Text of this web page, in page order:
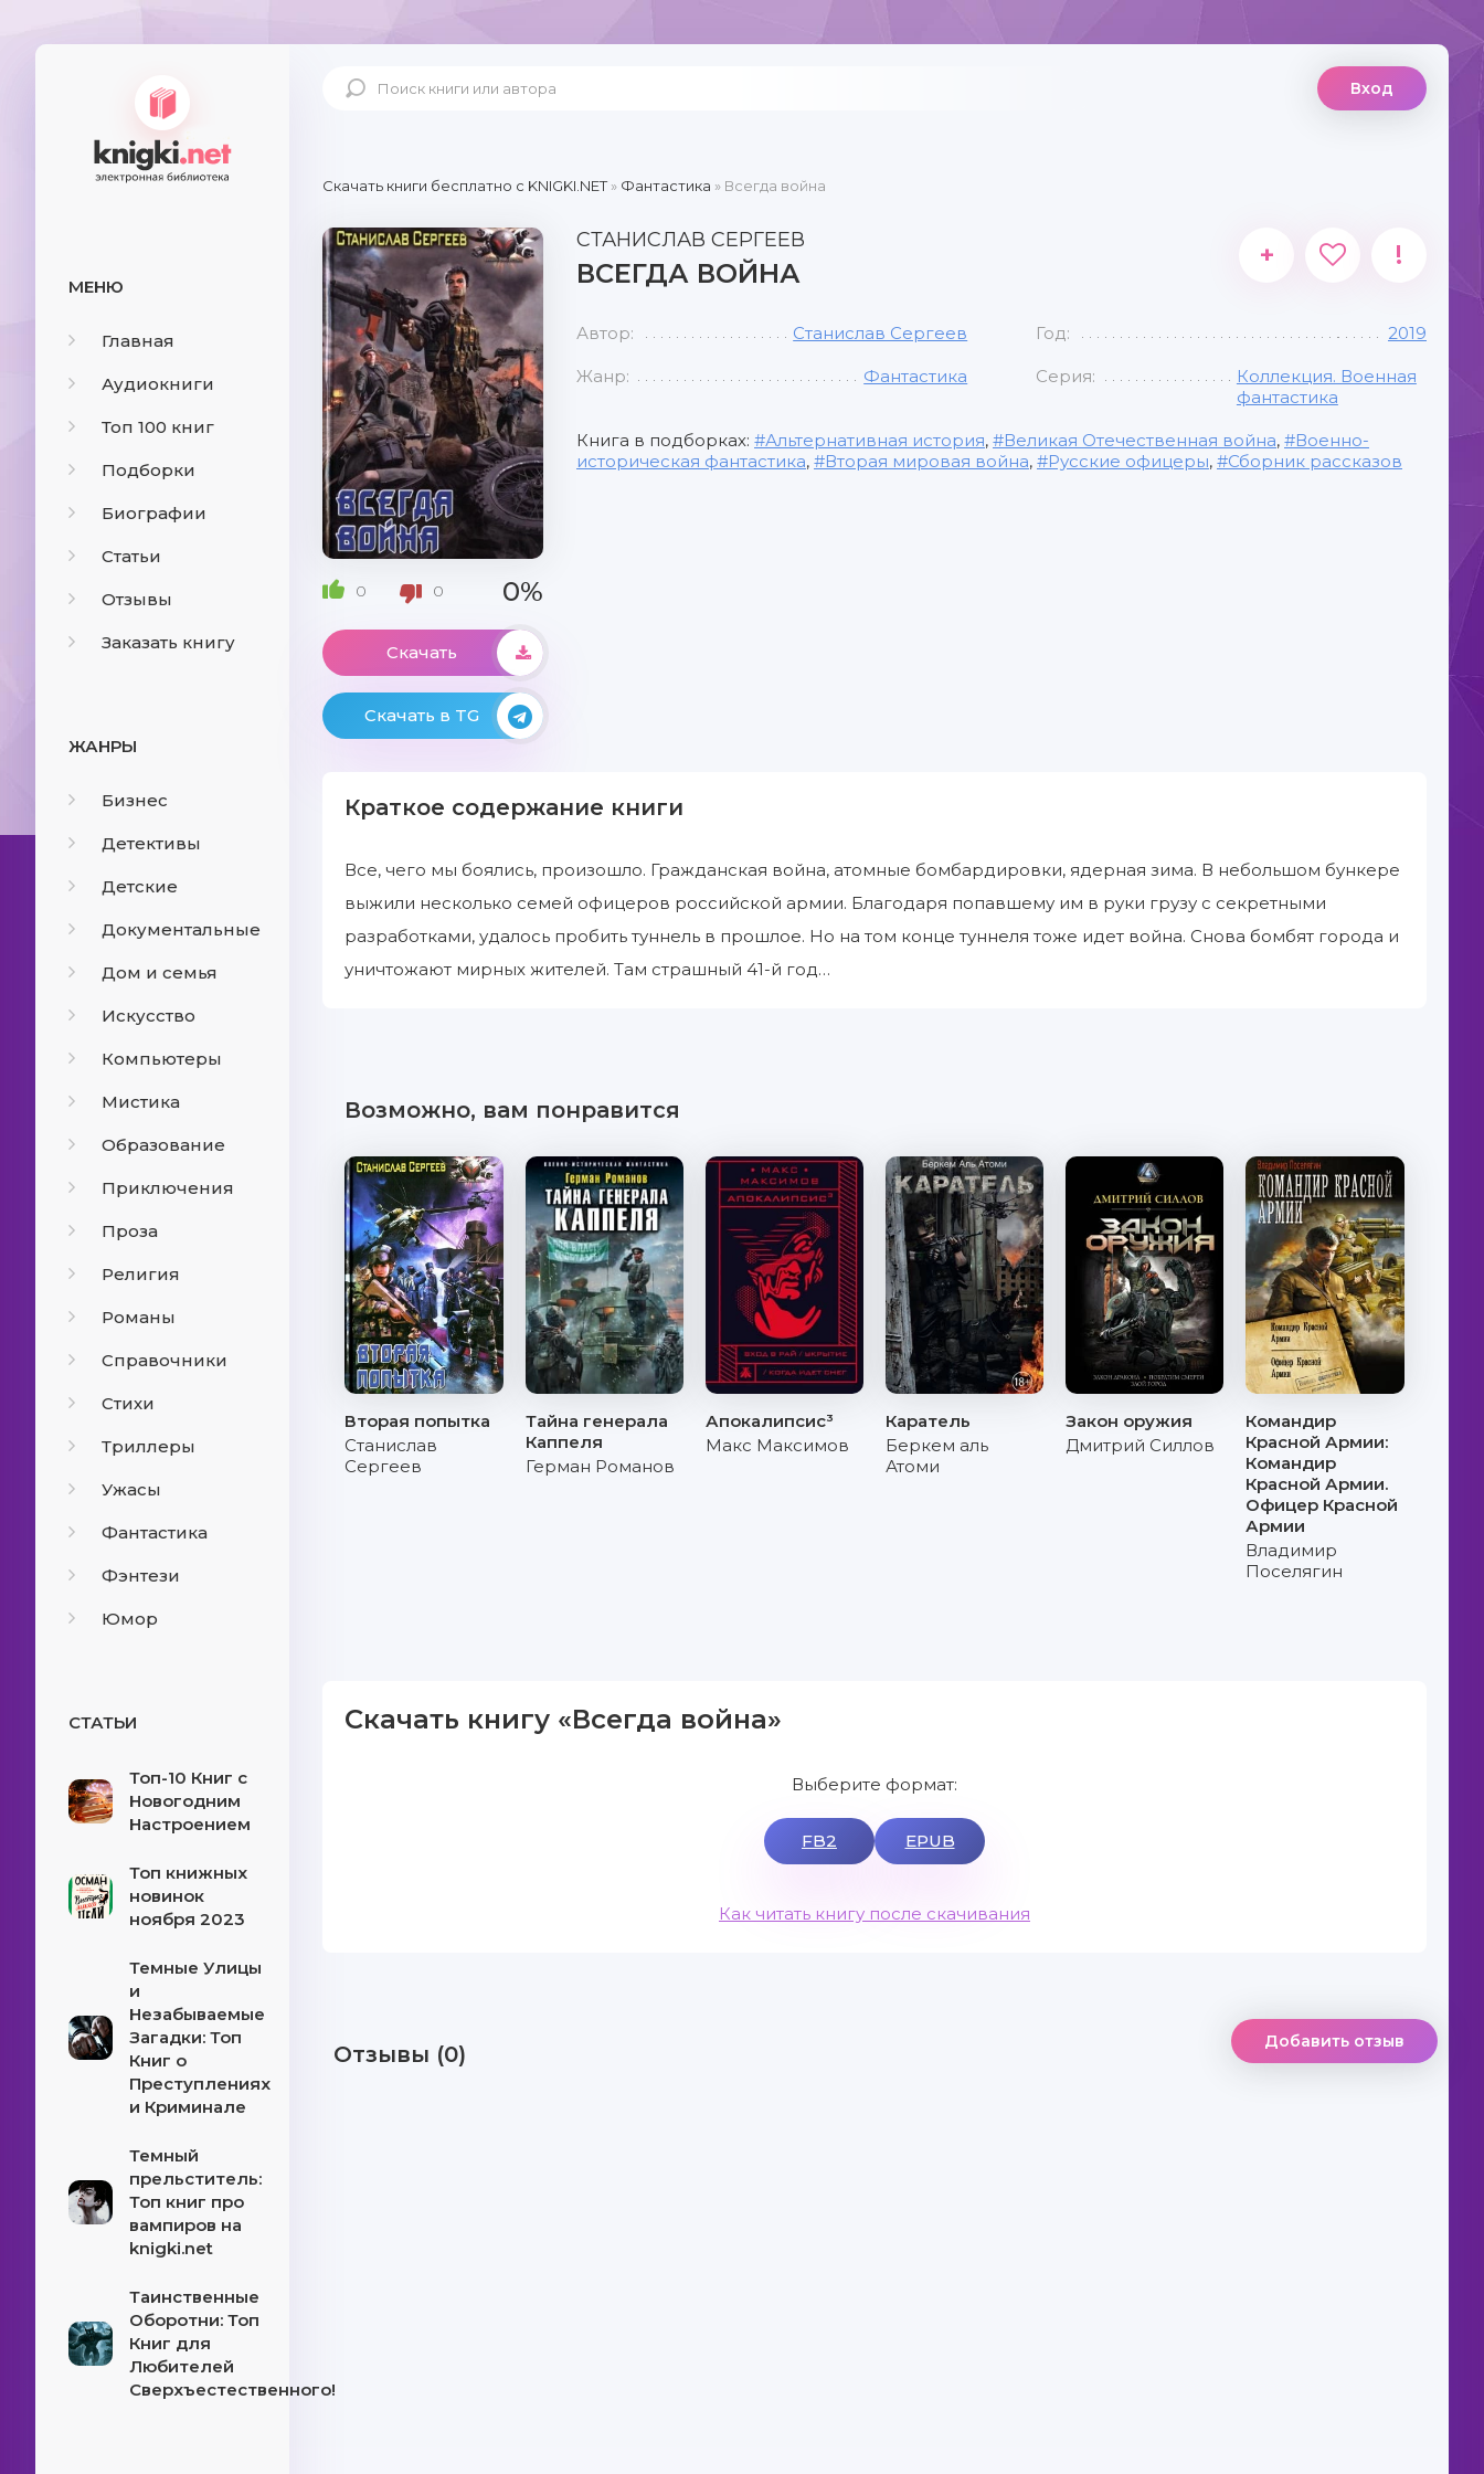
МЕНЮ
Главная
Аудиокниги
Топ 100 книг
Подборки
Биографии
Статьи
Отзывы
Заказать книгу
ЖАНРЫ
Бизнес
Детективы
Детские
Документальные
Дом и семья
Искусство
Компьютеры
Мистика
Образование
Приключения
Проза
Религия
Романы
Справочники
Стихи
Триллеры
Ужасы
Фантастика
Фэнтези
Юмор
СТАТЬИ
Топ-10 Книг с
Новогодним
Настроением
Топ книжных
новинок
ноября 2023
Темные Улицы
и
Незабываемые
Загадки: Топ
Книг о
Преступлениях
и Криминале
Темный
прельститель:
Топ книг про
вампиров на
knigki.net
Таинственные
Оборотни: Топ
Книг для
Любителей
Сверхъестественного!
Вход
Скачать книги бесплатно c KNIGKI.NET» Фантастика » Всегда война
0 0 0%
Скачать
Скачать в TG
СТАНИСЛАВ СЕРГЕЕВ
ВСЕГДА ВОЙНА
+ !
Автор: Станислав Сергеев Год: 2019
Жанр: Фантастика Серия:
Коллекция. Военная
фантастика
Книга в подборках: Альтернативная история, Великая Отечественная война,
Военно-
историческая фантастика, Вторая мировая война, Русские офицеры, Сборник рассказов
Краткое содержание книги
Все, чего мы боялись, произошло. Гражданская война, атомные бомбардировки, ядерная зима. В небольшом бункере
выжили несколько семей офицеров российской армии. Благодаря попавшему им в руки грузу с секретными
разработками, удалось пробить туннель в прошлое. Но на том конце туннеля тоже идет война. Снова бомбят города и
уничтожают мирных жителей. Там страшный 41-й год…
Возможно, вам понравится
Вторая попытка
Станислав
Сергеев
Тайна генерала
Каппеля
Герман Романов
Апокалипсис³
Макс Максимов
Каратель
Беркем аль
Атоми
Закон оружия
Дмитрий Силлов
Командир
Красной Армии:
Командир
Красной Армии.
Офицер Красной
Армии
Владимир
Поселягин
Скачать книгу «Всегда война»
Выберите формат:
FB2 EPUB
Как читать книгу после скачивания
Отзывы (0) Добавить отзыв